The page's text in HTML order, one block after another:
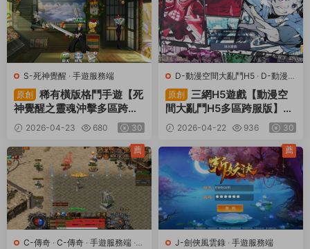
S-死神覺醒 · 手遊服務端
原創
稀有橫版格鬥手遊【死
神覺醒之靈魂沖擊多區跨服
版】Linux手工服務端+安卓
+多區跨服+管理後台+CDK
授權後台+福利後台+解密工
具+視頻架設教程
2026-04-23 680 30
D-動漫空間大亂鬥H5 · D-動漫空
間大亂鬥H5·手遊服務端 ·頁遊
服務端
原創
三網H5遊戲【動漫空
間大亂鬥H5多區跨服版】Li
nux手工服務端+管理後台+
GM授權後台+安卓+視頻架
設教程
2026-04-22 936 30
C-傳奇 · C-傳奇 · 手遊服務端 ·
薦
J-劍俠風雲錄 · 手遊服務端
薦